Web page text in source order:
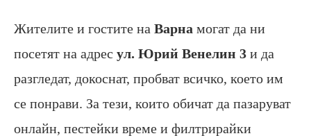
Жителите и гостите на Варна могат да ни
посетят на адрес ул. Юрий Венелин 3 и да
разгледат, докоснат, пробват всичко, което им
се понрави. За тези, които обичат да пазаруват
онлайн, пестейки време и филтрирайки